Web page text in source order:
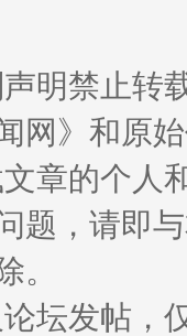
明禁止转
网》和原
章的个人
题，请即
。
坛发帖，